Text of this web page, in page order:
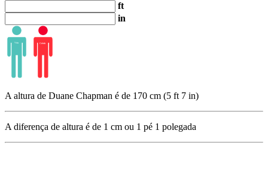
ft
in
A altura de Duane Chapman é de 170 cm (5 ft 7 in)
A diferença de altura é de 1 cm ou 1 pé 1 polegada